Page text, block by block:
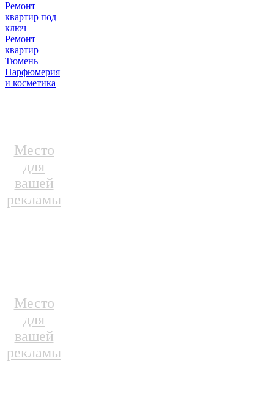
Ремонт
квартир под
ключ
Ремонт
квартир
Тюмень
Парфюмерия
и косметика
Место
для
вашей
рекламы
Место
для
вашей
рекламы